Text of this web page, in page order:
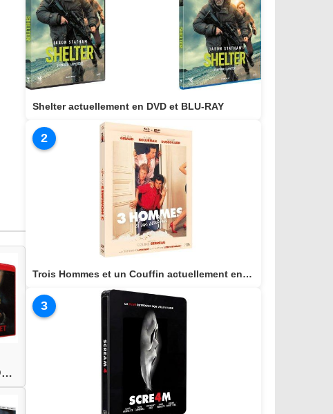
Le Sifflet actuellement en DVD et BLU-RAY
Shelter actuellement en DVD et BLU-RAY
2
Trois Hommes et un Couffin actuellement en combo BLU-RAY/DVD
3